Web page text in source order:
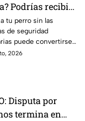
Podrías recibir
MULTA
a tu perro sin las
de seguridad
puede convertirse
en la CDMX,
2026
Disputa por
termina en